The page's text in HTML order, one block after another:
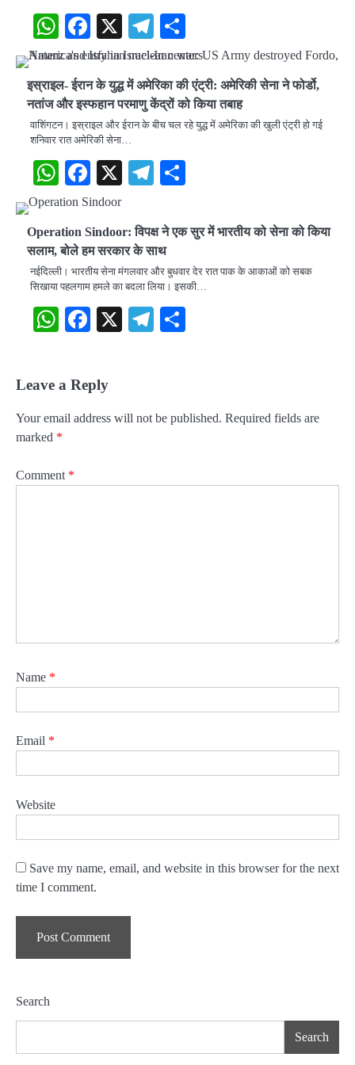
WhatsApp
Facebook
X Telegram
इस्राइल- ईरान के युद्ध में अमेरिका की एंट्री: अमेरिकी सेना ने फोर्डो,
नतांज और इस्फहान परमाणु केंद्रों को किया तबाह
वाशिंगटन। इस्राइल और ईरान के बीच चल रहे युद्ध में अमेरिका की खुली एंट्री हो गई
शनिवार रात अमेरिकी सेना…
WhatsApp
Facebook
X Telegram
Operation Sindoor: विपक्ष ने एक सुर में भारतीय को सेना को किया
सलाम, बोले हम सरकार के साथ
नईदिल्ली। भारतीय सेना मंगलवार और बुधवार देर रात पाक के आकाओं को सबक
सिखाया पहलगाम हमले का ​बदला लिया। इसकी…
WhatsApp
Facebook
X Telegram
Leave a Reply
Your email address will not be published. Required fields are
marked *
Comment *
Name *
Email *
Website
Save my name, email, and website in this browser for the next
time I comment.
Search
Search